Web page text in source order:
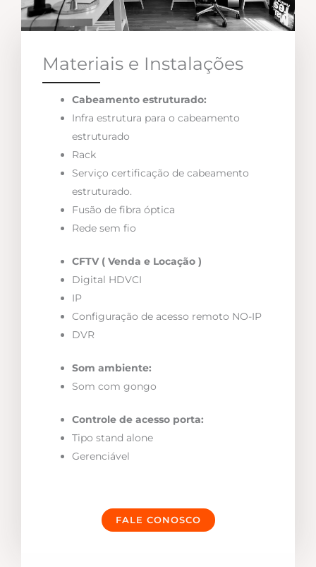
Materiais e Instalações
Cabeamento estruturado:
Infra estrutura para o cabeamento
estruturado
Rack
Serviço certificação de cabeamento
estruturado.
Fusão de fibra óptica
Rede sem fio
CFTV ( Venda e Locação )
Digital HDVCI
IP
Configuração de acesso remoto NO-IP
DVR
Som ambiente:
Som com gongo
Controle de acesso porta:
Tipo stand alone
Gerenciável
FALE CONOSCO